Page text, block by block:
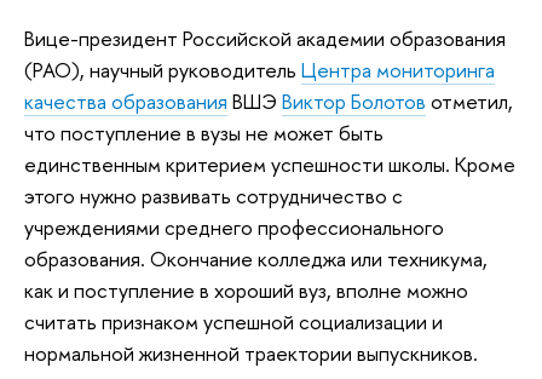
Вице-президент Российской академии образования
(РАО), научный руководитель Центра мониторинга
качества образования ВШЭ Виктор Болотов отметил,
что поступление в вузы не может быть
единственным критерием успешности школы. Кроме
этого нужно развивать сотрудничество с
учреждениями среднего профессионального
образования. Окончание колледжа или техникума,
как и поступление в хороший вуз, вполне можно
считать признаком успешной социализации и
нормальной жизненной траектории выпускников.